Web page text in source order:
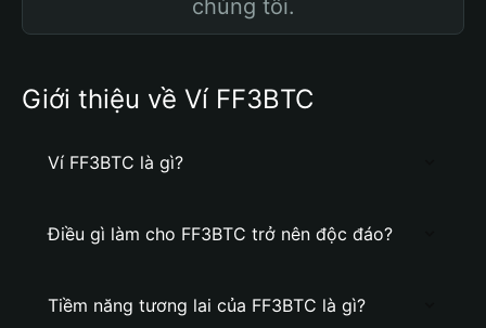
chúng tôi.
Giới thiệu về Ví FF3BTC
Ví FF3BTC là gì?
Điều gì làm cho FF3BTC trở nên độc đáo?
Tiềm năng tương lai của FF3BTC là gì?